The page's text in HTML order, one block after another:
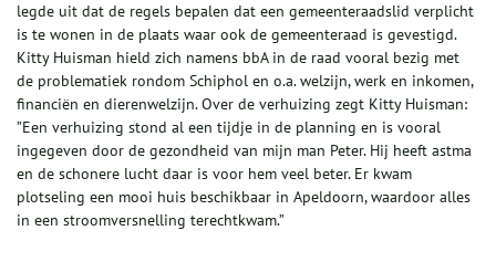
legde uit dat de regels bepalen dat een gemeenteraadslid verplicht
is te wonen in de plaats waar ook de gemeenteraad is gevestigd.
Kitty Huisman hield zich namens bbA in de raad vooral bezig met
de problematiek rondom Schiphol en o.a. welzijn, werk en inkomen,
financiën en dierenwelzijn. Over de verhuizing zegt Kitty Huisman:
”Een verhuizing stond al een tijdje in de planning en is vooral
ingegeven door de gezondheid van mijn man Peter. Hij heeft astma
en de schonere lucht daar is voor hem veel beter. Er kwam
plotseling een mooi huis beschikbaar in Apeldoorn, waardoor alles
in een stroomversnelling terechtkwam.”